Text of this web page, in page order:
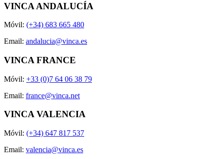
VINCA ANDALUCÍA
Móvil: (+34) 683 665 480
Email: andalucia@vinca.es
VINCA FRANCE
Móvil: +33 (0)7 64 06 38 79
Email: france@vinca.net
VINCA VALENCIA
Móvil: (+34) 647 817 537
Email: valencia@vinca.es